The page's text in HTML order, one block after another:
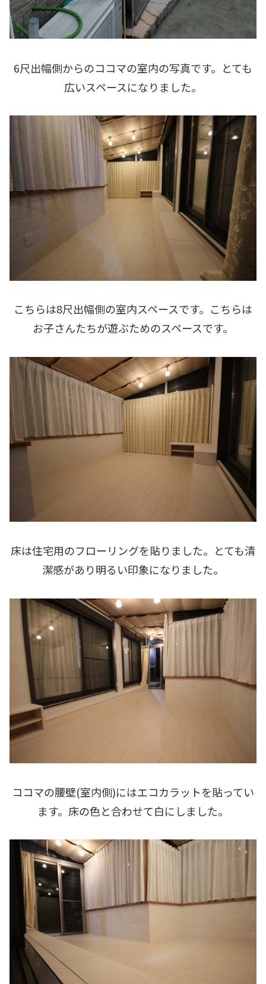
6尺出幅側からのココマの室内の写真です。とても
広いスペースになりました。
こちらは8尺出幅側の室内スペースです。こちらは
お子さんたちが遊ぶためのスペースです。
床は住宅用のフローリングを貼りました。とても清
潔感があり明るい印象になりました。
ココマの腰壁(室内側)にはエコカラットを貼ってい
ます。床の色と合わせて白にしました。